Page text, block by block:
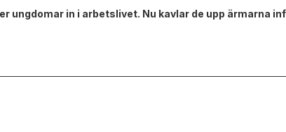
ungdomar in i arbetslivet. Nu kavlar de upp ärmarna